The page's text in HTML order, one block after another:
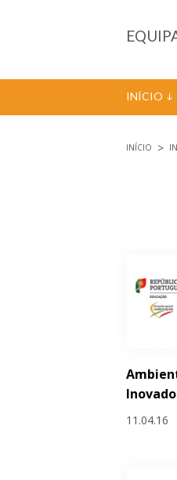
INÍCIO
INÍCIO
11.04.16